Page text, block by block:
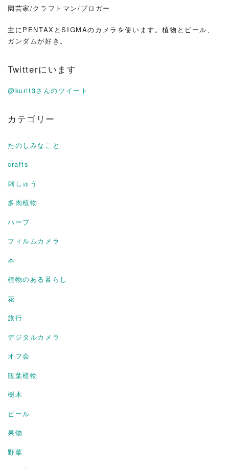
園芸家/クラフトマン/ブロガー
主にPENTAXとSIGMAのカメラを使います。植物とビール、
ガンダムが好き。
Twitterにいます
@kurit3さんのツイート
カテゴリー
たのしみなこと
crafts
刺しゅう
多肉植物
ハーブ
フィルムカメラ
本
植物のある暮らし
花
旅行
デジタルカメラ
オフ会
観葉植物
樹木
ビール
果物
野菜